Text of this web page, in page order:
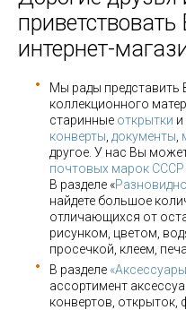
интернет-
Мы рады
коллекционного
старинные открытки и
конверты документы
другое. У нас Вы
почтовых марок
В разделе «
найдете большое
отличающихся от
рисунком, цветом,
просечкой, клеем,
В разделе
ассортимент
конвертов, открыток,